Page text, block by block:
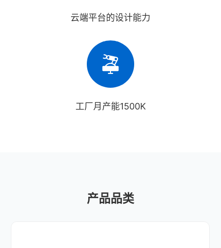
云端平台的设计能力
工厂月产能1500K
产品品类